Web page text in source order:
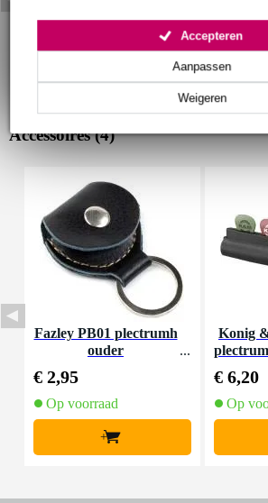
Weigeren
Aanpassen
Accepteren
Accessoires (4)
Fazley PB01 plectrumh
ouder
€ 2,95
Op voorraad
+
Konig
€ 6,20
Op